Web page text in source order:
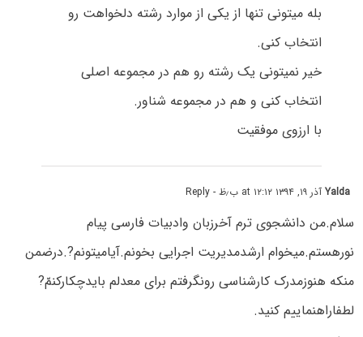
بله میتونی تنها از یکی از موارد رشته دلخواهت رو
انتخاب کنی.
خیر نمیتونی یک رشته رو هم در مجموعه اصلی
انتخاب کنی و هم در مجموعه شناور.
با ارزوی موفقیت
Yaldaآذر ۱۹, ۱۳۹۴ at ۱۲:۱۲ ب٫ظ - Reply
سلام.من دانشجوی ترم آخرزبان وادبیات فارسی پیام
نورهستم.میخوام ارشدمدیریت اجرایی بخونم.آیامیتونم?.درضمن
منکه هنوزمدرک کارشناسی رونگرفتم برای معدلم بایدچکارکنمّ?
لطفاراهنماییم کنید.